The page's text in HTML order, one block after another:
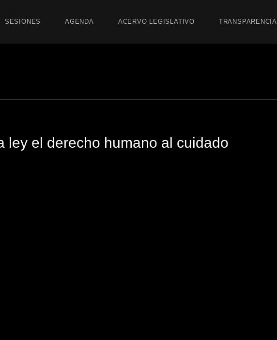
SESIONES AGENDA ACERVO LEGISLATIVO TRANSPARENCIA
ley el derecho humano al cuidado